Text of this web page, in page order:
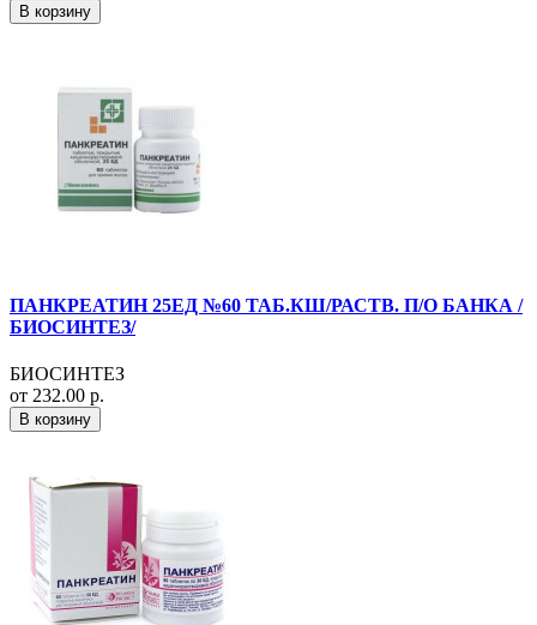
В корзину
ПАНКРЕАТИН 25ЕД №60 ТАБ.КШ/РАСТВ. П/О БАНКА /
БИОСИНТЕЗ/
БИОСИНТЕЗ
от 232.00 р.
В корзину